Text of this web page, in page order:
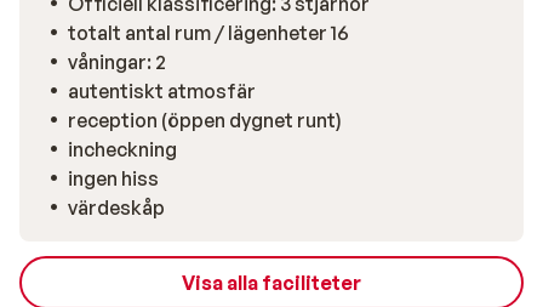
totalt antal rum / lägenheter 16
våningar: 2
autentiskt atmosfär
reception (öppen dygnet runt)
incheckning
ingen hiss
värdeskåp
Visa alla faciliteter